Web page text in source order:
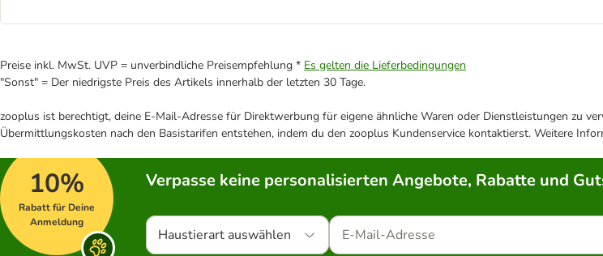
Preise inkl. MwSt. UVP = unverbindliche Preisempfehlung * Es gelten die Lieferbedingungen
"Sonst" = Der niedrigste Preis des Artikels innerhalb der letzten 30 Tage.
zooplus ist berechtigt, deine E-Mail-Adresse für Direktwerbung für eigene ähnliche Waren oder Dienstleistungen zu
Übermittlungskosten nach den Basistarifen entstehen, indem du den zooplus Kundenservice kontaktierst. Weitere
10%
Rabatt für Deine
Anmeldung
Verpasse keine personalisierten Angebote, Rabatte und
Haustierart auswählen